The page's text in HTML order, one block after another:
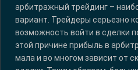
арбитражный трейдинг –
вариант. Трейдеры серьезно
возможность войти в сделки
этой причине прибыль в
мала и во многом зависит от